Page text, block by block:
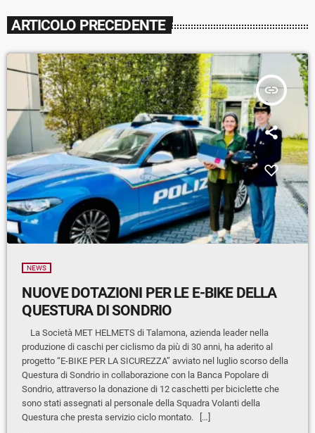
ARTICOLO PRECEDENTE
insert_link
NEWS
NUOVE DOTAZIONI PER LE E-BIKE DELLA
QUESTURA DI SONDRIO
La Società MET HELMETS di Talamona, azienda leader nella
produzione di caschi per ciclismo da più di 30 anni, ha aderito al
progetto “E-BIKE PER LA SICUREZZA” avviato nel luglio scorso della
Questura di Sondrio in collaborazione con la Banca Popolare di
Sondrio, attraverso la donazione di 12 caschetti per biciclette che
sono stati assegnati al personale della Squadra Volanti della
Questura che presta servizio ciclo montato. […]